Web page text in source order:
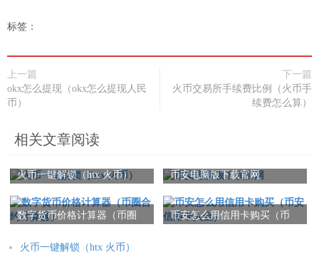
标签：
上一篇
okx怎么提现（okx怎么提现人民
币）
下一篇
火币交易所手续费比例（火币手
续费怎么算）
相关文章阅读
火币一键解锁（htx 火币） 币安电脑版下载官网
数字货币价格计算器（币圈
币安怎么用信用卡购买（币
火币一键解锁（htx 火币）